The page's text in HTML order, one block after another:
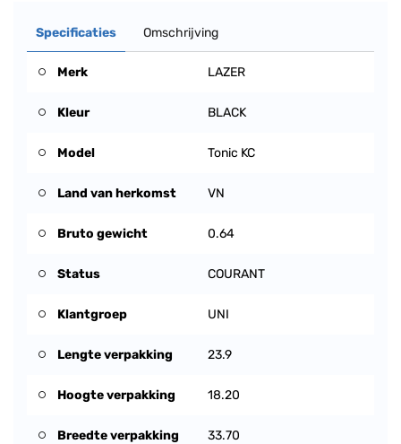
Specificaties Omschrijving
Merk LAZER
Kleur BLACK
Model Tonic KC
Land van herkomst VN
Bruto gewicht 0.64
Status COURANT
Klantgroep UNI
Lengte verpakking 23.9
Hoogte verpakking 18.20
Breedte verpakking 33.70